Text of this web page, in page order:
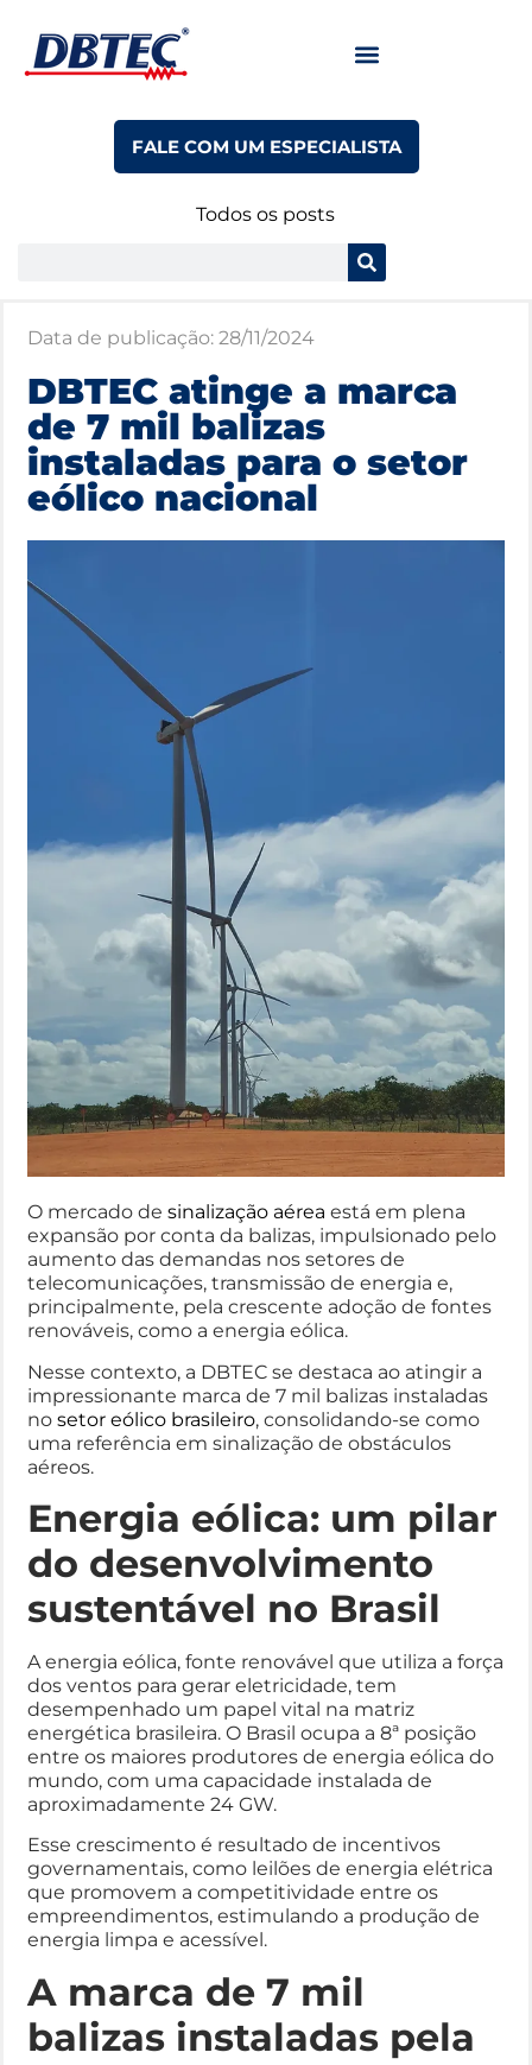
FALE COM UM ESPECIALISTA
Todos os posts
Data de publicação: 28/11/2024
DBTEC atinge a marca
de 7 mil balizas
instaladas para o setor
eólico nacional
O mercado de sinalização aérea está em plena
expansão por conta da balizas, impulsionado pelo
aumento das demandas nos setores de
telecomunicações, transmissão de energia e,
principalmente, pela crescente adoção de fontes
renováveis, como a energia eólica.
Nesse contexto, a DBTEC se destaca ao atingir a
impressionante marca de 7 mil balizas instaladas
no setor eólico brasileiro, consolidando-se como
uma referência em sinalização de obstáculos
aéreos.
Energia eólica: um pilar
do desenvolvimento
sustentável no Brasil
A energia eólica, fonte renovável que utiliza a força
dos ventos para gerar eletricidade, tem
desempenhado um papel vital na matriz
energética brasileira. O Brasil ocupa a 8ª posição
entre os maiores produtores de energia eólica do
mundo, com uma capacidade instalada de
aproximadamente 24 GW.
Esse crescimento é resultado de incentivos
governamentais, como leilões de energia elétrica
que promovem a competitividade entre os
empreendimentos, estimulando a produção de
energia limpa e acessível.
A marca de 7 mil
balizas instaladas pela